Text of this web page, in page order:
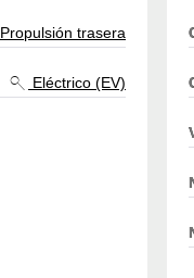
Propulsión trasera
Eléctrico (EV)